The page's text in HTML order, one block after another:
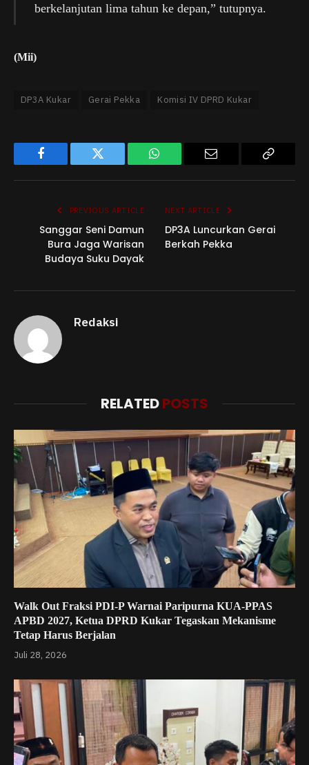
berkelanjutan lima tahun ke depan,” tutupnya.
(Mii)
DP3A Kukar Gerai Pekka Komisi IV DPRD Kukar
Facebook Twitter WhatsApp Email
Copy
PREVIOUS ARTICLE
Sanggar Seni Damun
Bura Jaga Warisan
Budaya Suku Dayak
NEXT ARTICLE
DP3A Luncurkan Gerai
Berkah Pekka
Redaksi
RELATEDPOSTS
Walk Out Fraksi PDI-P Warnai Paripurna KUA-PPAS
APBD 2027, Ketua DPRD Kukar Tegaskan Mekanisme
Tetap Harus Berjalan
Juli 28, 2026